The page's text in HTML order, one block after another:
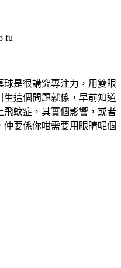
是很講究專注力，用雙眼
生這個問題就係，早前知道
蚊症，其實個影響，或者
要係你咁需要用眼睛呢個